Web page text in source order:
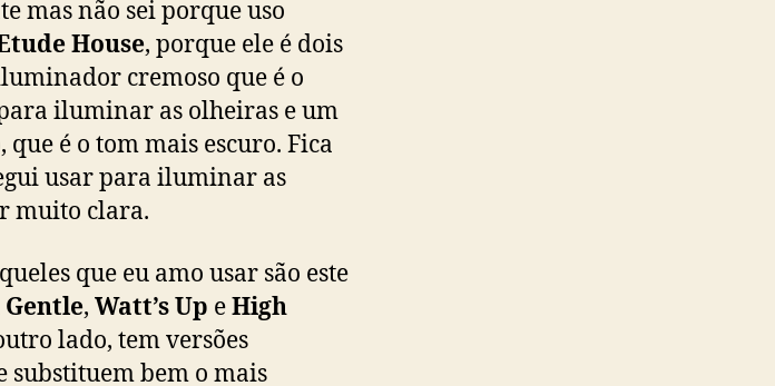
mas não sei porque uso
House, porque ele é dois
cremoso que é o
iluminar as olheiras e um
é o tom mais escuro. Fica
usar para iluminar as
muito clara.
que eu amo usar são este
, Watt’s Up eHigh
lado, tem versões
substituem bem o mais